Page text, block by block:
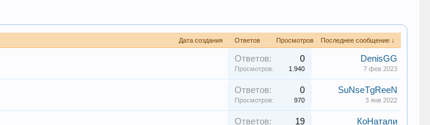
Дата создания Ответов Просмотров Последнее сообщение ↓
Ответов: 0
Просмотров: 1.940
DenisGG
7 фев 2023
Ответов: 0
Просмотров: 970
SuNseTgReeN
3 янв 2022
Ответов: 19 КоНатали